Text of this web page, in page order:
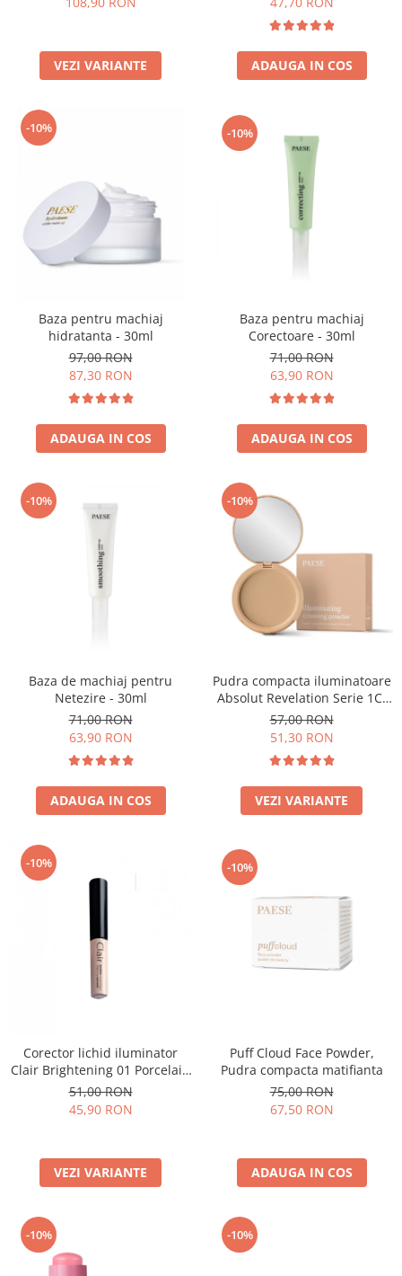
VEZI VARIANTE ADAUGA IN COS
-10%
Baza pentru machiaj
hidratanta - 30ml
97,00 RON
87,30 RON
ADAUGA IN COS
-10%
Baza pentru machiaj
Corectoare - 30ml
71,00 RON
63,90 RON
ADAUGA IN COS
-10%
Baza de machiaj pentru
Netezire - 30ml
71,00 RON
63,90 RON
ADAUGA IN COS
-10%
Pudra compacta iluminatoare
Absolut Revelation Serie 1C,
9g
57,00 RON
51,30 RON
VEZI VARIANTE
-10%
Corector lichid iluminator
Clair Brightening 01 Porcelain
- 6ml
51,00 RON
45,90 RON
VEZI VARIANTE
-10%
Puff Cloud Face Powder,
Pudra compacta matifianta
75,00 RON
67,50 RON
ADAUGA IN COS
-10% -10%